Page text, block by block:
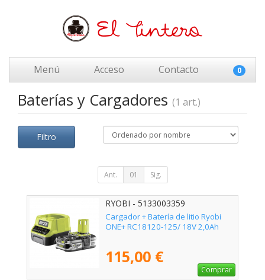
Menú Acceso Contacto 0
Baterías y Cargadores (1 art.)
Filtro
Ant. 01 Sig.
RYOBI - 5133003359
Cargador + Batería de litio Ryobi
ONE+ RC18120-125/ 18V 2,0Ah
115,00 €
Comprar